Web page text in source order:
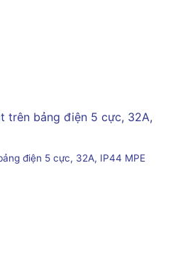
điện 5 cực, 32A, IP44 MPE